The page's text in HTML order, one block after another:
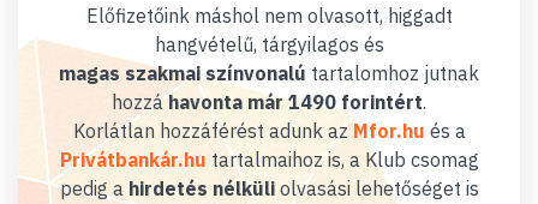
Előfizetőink máshol nem olvasott, higgadt
hangvételű, tárgyilagos és
magas szakmai színvonalú tartalomhoz jutnak
hozzáhavonta már 1490 forintért.
Korlátlan hozzáférést adunk az Mfor.hu és a
Privátbankár.hu tartalmaihoz is, a Klub csomag
pedig a hirdetés nélküliolvasási lehetőséget is